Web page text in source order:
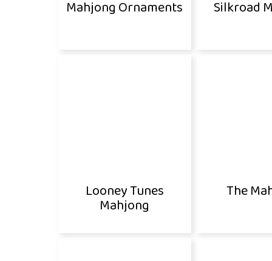
Mahjong Ornaments Silkroad
Looney Tunes
Mahjong
The